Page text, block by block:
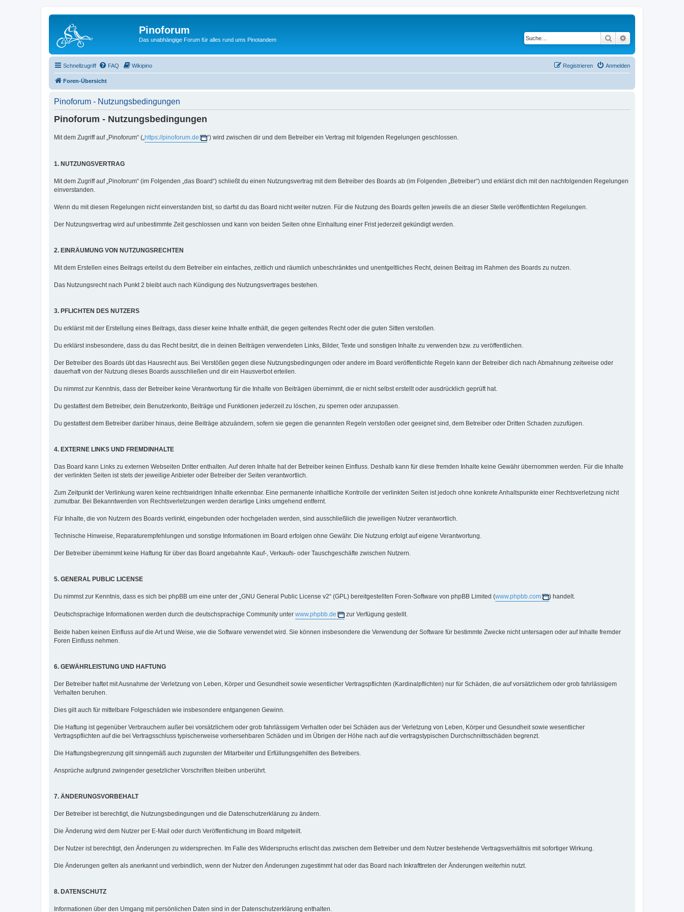
Pinoforum
Das unabhängige Forum für alles rund ums Pinotandem Suche
Schnellzugriff FAQ Wikipino Anmelden
Registrieren
Foren-Übersicht
Pinoforum - Nutzungsbedingungen
Pinoforum - Nutzungsbedingungen
Mit dem Zugriff auf „Pinoforum“ („ https://pinoforum.de “) wird zwischen dir und dem Betreiber ein Vertrag mit folgenden Regelungen geschlossen.
1. NUTZUNGSVERTRAG
Mit dem Zugriff auf „Pinoforum“ (im Folgenden „das Board“) schließt du einen Nutzungsvertrag mit dem Betreiber des Boards ab (im Folgenden „Betreiber“) und erklärst dich mit den nachfolgenden Regelungen
einverstanden.
Wenn du mit diesen Regelungen nicht einverstanden bist, so darfst du das Board nicht weiter nutzen. Für die Nutzung des Boards gelten jeweils die an dieser Stelle veröffentlichten Regelungen.
Der Nutzungsvertrag wird auf unbestimmte Zeit geschlossen und kann von beiden Seiten ohne Einhaltung einer Frist jederzeit gekündigt werden.
2. EINRÄUMUNG VON NUTZUNGSRECHTEN
Mit dem Erstellen eines Beitrags erteilst du dem Betreiber ein einfaches, zeitlich und räumlich unbeschränktes und unentgeltliches Recht, deinen Beitrag im Rahmen des Boards zu nutzen.
Das Nutzungsrecht nach Punkt 2 bleibt auch nach Kündigung des Nutzungsvertrages bestehen.
3. PFLICHTEN DES NUTZERS
Du erklärst mit der Erstellung eines Beitrags, dass dieser keine Inhalte enthält, die gegen geltendes Recht oder die guten Sitten verstoßen.
Du erklärst insbesondere, dass du das Recht besitzt, die in deinen Beiträgen verwendeten Links, Bilder, Texte und sonstigen Inhalte zu verwenden bzw. zu veröffentlichen.
Der Betreiber des Boards übt das Hausrecht aus. Bei Verstößen gegen diese Nutzungsbedingungen oder andere im Board veröffentlichte Regeln kann der Betreiber dich nach Abmahnung zeitweise oder
dauerhaft von der Nutzung dieses Boards ausschließen und dir ein Hausverbot erteilen.
Du nimmst zur Kenntnis, dass der Betreiber keine Verantwortung für die Inhalte von Beiträgen übernimmt, die er nicht selbst erstellt oder ausdrücklich geprüft hat.
Du gestattest dem Betreiber, dein Benutzerkonto, Beiträge und Funktionen jederzeit zu löschen, zu sperren oder anzupassen.
Du gestattest dem Betreiber darüber hinaus, deine Beiträge abzuändern, sofern sie gegen die genannten Regeln verstoßen oder geeignet sind, dem Betreiber oder Dritten Schaden zuzufügen.
4. EXTERNE LINKS UND FREMDINHALTE
Das Board kann Links zu externen Webseiten Dritter enthalten. Auf deren Inhalte hat der Betreiber keinen Einfluss. Deshalb kann für diese fremden Inhalte keine Gewähr übernommen werden. Für die Inhalte
der verlinkten Seiten ist stets der jeweilige Anbieter oder Betreiber der Seiten verantwortlich.
Zum Zeitpunkt der Verlinkung waren keine rechtswidrigen Inhalte erkennbar. Eine permanente inhaltliche Kontrolle der verlinkten Seiten ist jedoch ohne konkrete Anhaltspunkte einer Rechtsverletzung nicht
zumutbar. Bei Bekanntwerden von Rechtsverletzungen werden derartige Links umgehend entfernt.
Für Inhalte, die von Nutzern des Boards verlinkt, eingebunden oder hochgeladen werden, sind ausschließlich die jeweiligen Nutzer verantwortlich.
Technische Hinweise, Reparaturempfehlungen und sonstige Informationen im Board erfolgen ohne Gewähr. Die Nutzung erfolgt auf eigene Verantwortung.
Der Betreiber übernimmt keine Haftung für über das Board angebahnte Kauf-, Verkaufs- oder Tauschgeschäfte zwischen Nutzern.
5. GENERAL PUBLIC LICENSE
Du nimmst zur Kenntnis, dass es sich bei phpBB um eine unter der „GNU General Public License v2“ (GPL) bereitgestellten Foren-Software von phpBB Limited (www.phpbb.com ) handelt.
Deutschsprachige Informationen werden durch die deutschsprachige Community unter www.phpbb.de zur Verfügung gestellt.
Beide haben keinen Einfluss auf die Art und Weise, wie die Software verwendet wird. Sie können insbesondere die Verwendung der Software für bestimmte Zwecke nicht untersagen oder auf Inhalte fremder
Foren Einfluss nehmen.
6. GEWÄHRLEISTUNG UND HAFTUNG
Der Betreiber haftet mit Ausnahme der Verletzung von Leben, Körper und Gesundheit sowie wesentlicher Vertragspflichten (Kardinalpflichten) nur für Schäden, die auf vorsätzlichem oder grob fahrlässigem
Verhalten beruhen.
Dies gilt auch für mittelbare Folgeschäden wie insbesondere entgangenen Gewinn.
Die Haftung ist gegenüber Verbrauchern außer bei vorsätzlichem oder grob fahrlässigem Verhalten oder bei Schäden aus der Verletzung von Leben, Körper und Gesundheit sowie wesentlicher
Vertragspflichten auf die bei Vertragsschluss typischerweise vorhersehbaren Schäden und im Übrigen der Höhe nach auf die vertragstypischen Durchschnittsschäden begrenzt.
Die Haftungsbegrenzung gilt sinngemäß auch zugunsten der Mitarbeiter und Erfüllungsgehilfen des Betreibers.
Ansprüche aufgrund zwingender gesetzlicher Vorschriften bleiben unberührt.
7. ÄNDERUNGSVORBEHALT
Der Betreiber ist berechtigt, die Nutzungsbedingungen und die Datenschutzerklärung zu ändern.
Die Änderung wird dem Nutzer per E-Mail oder durch Veröffentlichung im Board mitgeteilt.
Der Nutzer ist berechtigt, den Änderungen zu widersprechen. Im Falle des Widerspruchs erlischt das zwischen dem Betreiber und dem Nutzer bestehende Vertragsverhältnis mit sofortiger Wirkung.
Die Änderungen gelten als anerkannt und verbindlich, wenn der Nutzer den Änderungen zugestimmt hat oder das Board nach Inkrafttreten der Änderungen weiterhin nutzt.
8. DATENSCHUTZ
Informationen über den Umgang mit persönlichen Daten sind in der Datenschutzerklärung enthalten.